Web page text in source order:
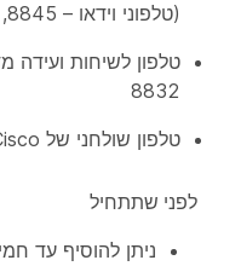
(טלפוני וידאו – 8845, 8865)
8832
טלפון שולחני של Cisco - סדרת 9800
לפני שתתחיל
ניתן להוסיף עד